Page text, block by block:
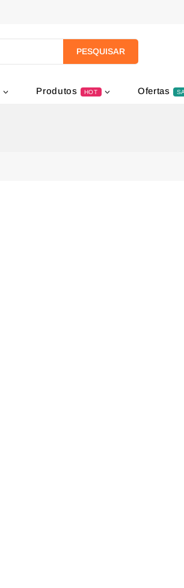
PESQUISAR
Produtos HOT Ofertas